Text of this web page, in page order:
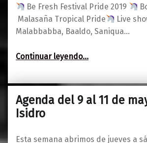
Be Fresh Festival Pride 2019
Malasaña Tropical Pride
Live
Malabbabba, Baaldo, Saniqua…
Continuar leyendo“Agenda del 4 al 6 de julio
Orgullo”
…
Agenda del 9 al 11 de
Isidro
Esta semana abrimos de jueves a
07/05/2019
0
Maravillas